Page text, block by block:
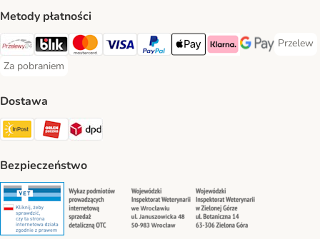
Metody płatności
Przelewy24 Payment Method
Blik Payment Method
MasterCard Payment Method
Visa Payment Method
PayPal Payment Method
Apple Pay Payment Method
Klarna Payment Method
Google Pay
Przelew
Przelew
Za pobraniem
Za pobraniem Payment Method
Dostawa
Paczkomat® Shipping Method
ORLEN Paczka Shipping Method
Bezpieczeństwo
Security Security Security